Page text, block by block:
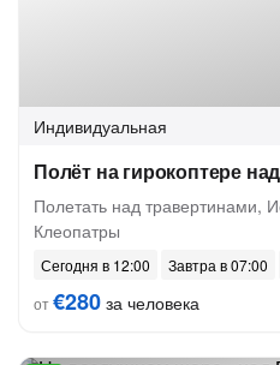
Индивидуальная
Полёт на гирокоптере
Полетать над травертинами,
Клеопатры
Сегодня в 12:00
Завтра в 07:00
от€280 за человека